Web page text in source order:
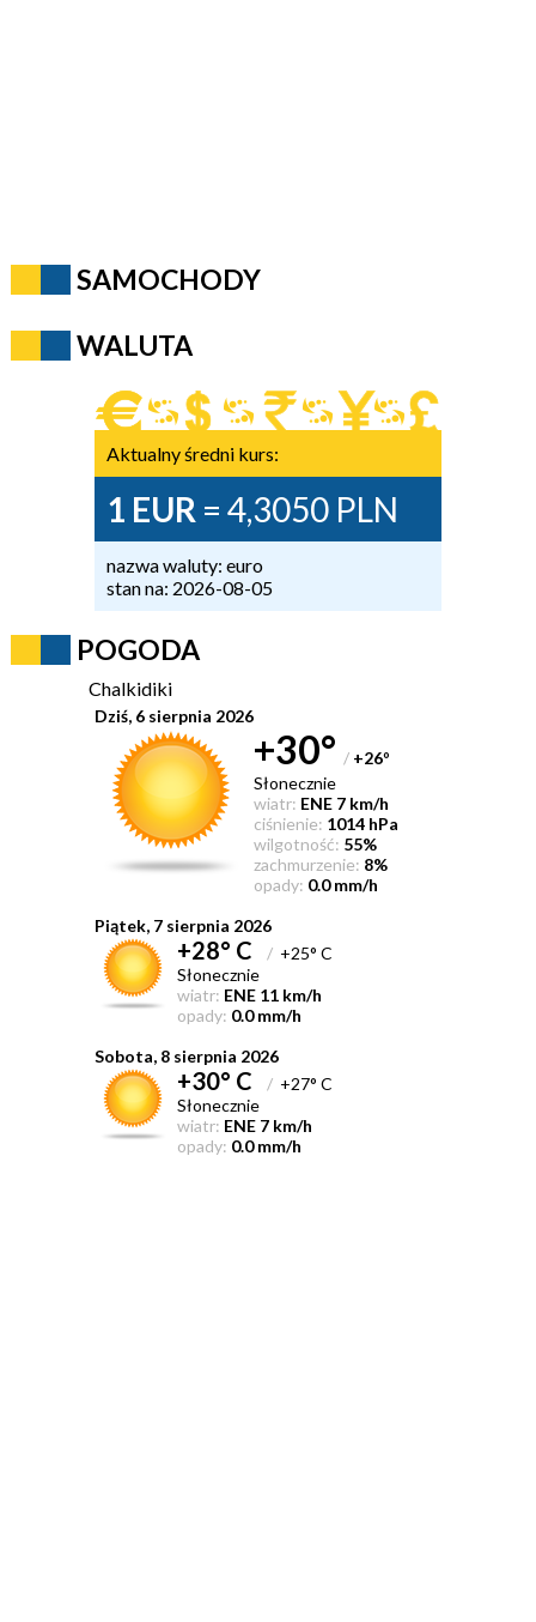
SAMOCHODY
WALUTA
Aktualny średni kurs:
1 EUR = 4,3050 PLN
nazwa waluty: euro
stan na: 2026-08-05
POGODA
Chalkidiki
Dziś, 6 sierpnia 2026
+30° / +26°
Słonecznie
wiatr: ENE 7 km/h
ciśnienie: 1014 hPa
wilgotność: 55%
zachmurzenie: 8%
opady: 0.0 mm/h
Piątek, 7 sierpnia 2026
+28° C /+25° C
Słonecznie
wiatr: ENE 11 km/h
opady: 0.0 mm/h
Sobota, 8 sierpnia 2026
+30° C /+27° C
Słonecznie
wiatr: ENE 7 km/h
opady: 0.0 mm/h